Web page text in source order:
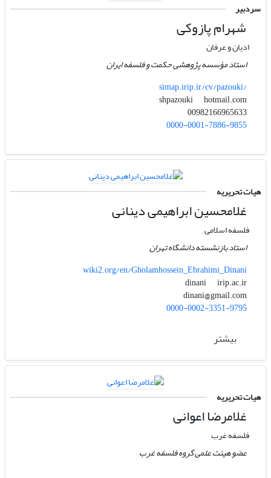
سردبیر
شهرام پازوکی
ادیان و عرفان
استاد مؤسسه پژوهشی حکمت و فلسفه ایران
simap.irip.ir/cv/pazouki/
shpazouki
hotmail.com
00982166965633
0000-0001-7886-9855
هیات تحریریه
غلامحسین ابراهیمی دینانی
فلسفه اسلامی
استاد بازنشسته دانشگاه تهران
wiki2.org/en/Gholamhossein_Ebrahimi_Dinani
dinani
irip.ac.ir
dinani@gmail.com
0000-0002-3351-9795
بیشتر
هیات تحریریه
غلامرضا اعوانی
فلسفه غرب
عضو هیئت علمی گروه فلسفه غرب